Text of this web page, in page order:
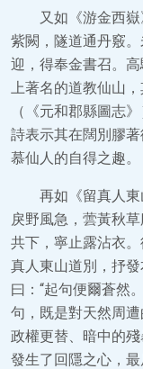
又如《游金西
紫闕，隧道通丹竅
迎，得奉金書召。
上著名的道教仙山，
（《元和郡縣圖志
詩表示其在闊別膠
慕仙人的自得之趣。
再如《留真人
戾野風急，蕓黃秋
共下，寧止露沾衣
真人東山道別，抒
曰：“起句便爾蒼然
句，既是對天然周
政權更替、暗中的
發生了回隱之心，最